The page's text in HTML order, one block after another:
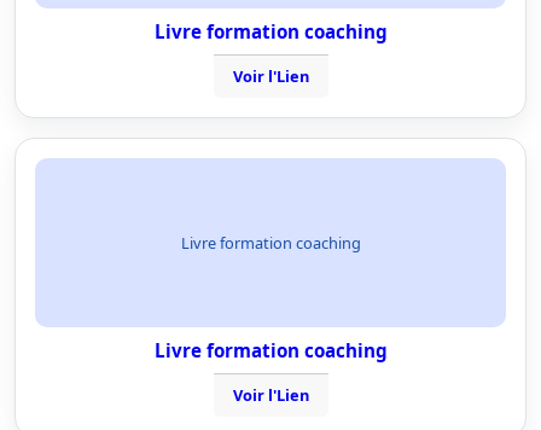
Livre formation coaching
Voir l'Lien
Livre formation coaching
Livre formation coaching
Voir l'Lien